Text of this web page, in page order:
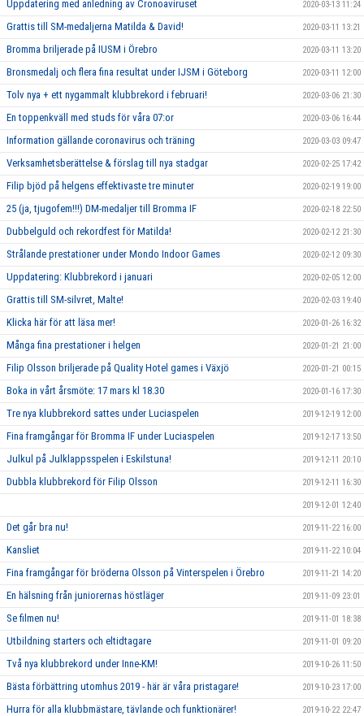
Uppdatering med anledning av Cronoaviruset 2020-03-13 11:24
Grattis till SM-medaljerna Matilda & David! 2020-03-11 13:21
Bromma briljerade på IUSM i Örebro 2020-03-11 13:20
Bronsmedalj och flera fina resultat under IJSM i Göteborg 2020-03-11 12:00
Tolv nya + ett nygammalt klubbrekord i februari! 2020-03-06 21:30
En toppenkväll med studs för våra 07:or 2020-03-06 16:44
Information gällande coronavirus och träning 2020-03-03 09:47
Verksamhetsberättelse & förslag till nya stadgar 2020-02-25 17:42
Filip bjöd på helgens effektivaste tre minuter 2020-02-19 19:00
25 (ja, tjugofem!!!) DM-medaljer till Bromma IF 2020-02-18 22:50
Dubbelguld och rekordfest för Matilda! 2020-02-12 21:30
Strålande prestationer under Mondo Indoor Games 2020-02-12 09:30
Uppdatering: Klubbrekord i januari 2020-02-05 12:00
Grattis till SM-silvret, Malte! 2020-02-03 19:40
Klicka här för att läsa mer! 2020-01-26 16:32
Många fina prestationer i helgen 2020-01-21 21:00
Filip Olsson briljerade på Quality Hotel games i Växjö 2020-01-21 00:15
Boka in vårt årsmöte: 17 mars kl 18.30 2020-01-16 17:30
Tre nya klubbrekord sattes under Luciaspelen 2019-12-19 12:00
Fina framgångar för Bromma IF under Luciaspelen 2019-12-17 13:50
Julkul på Julklappsspelen i Eskilstuna! 2019-12-11 20:10
Dubbla klubbrekord för Filip Olsson 2019-12-11 16:30
2019-12-01 12:40
Det går bra nu! 2019-11-22 16:00
Kansliet 2019-11-22 10:04
Fina framgångar för bröderna Olsson på Vinterspelen i Örebro 2019-11-21 14:20
En hälsning från juniorernas höstläger 2019-11-09 23:01
Se filmen nu! 2019-11-01 18:38
Utbildning starters och eltidtagare 2019-11-01 09:20
Två nya klubbrekord under Inne-KM! 2019-10-26 11:50
Bästa förbättring utomhus 2019 - här är våra pristagare! 2019-10-23 17:00
Hurra för alla klubbmästare, tävlande och funktionärer! 2019-10-22 22:47